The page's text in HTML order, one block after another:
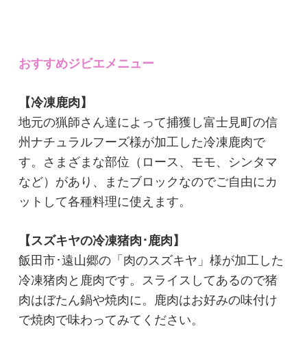
おすすめジビエメニュー
【冷凍鹿肉】
地元の猟師さん達によって捕獲し富士見町の信
州ナチュラルフーズ様が加工した冷凍鹿肉で
す。さまざまな部位（ロース、モモ、シンタマ
など）があり、またブロックなのでご自由にカ
ットして各種料理に使えます。
【スズキヤの冷凍猪肉･鹿肉】
飯田市･遠山郷の「肉のスズキヤ」様が加工した
冷凍猪肉と鹿肉です。スライスしてあるので猪
肉はぼたん鍋や焼肉に。鹿肉はお好みの味付け
で焼肉で味わってみてください。